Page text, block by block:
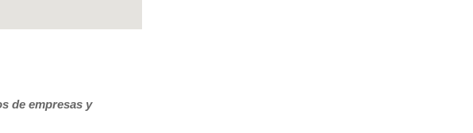
de empresas y